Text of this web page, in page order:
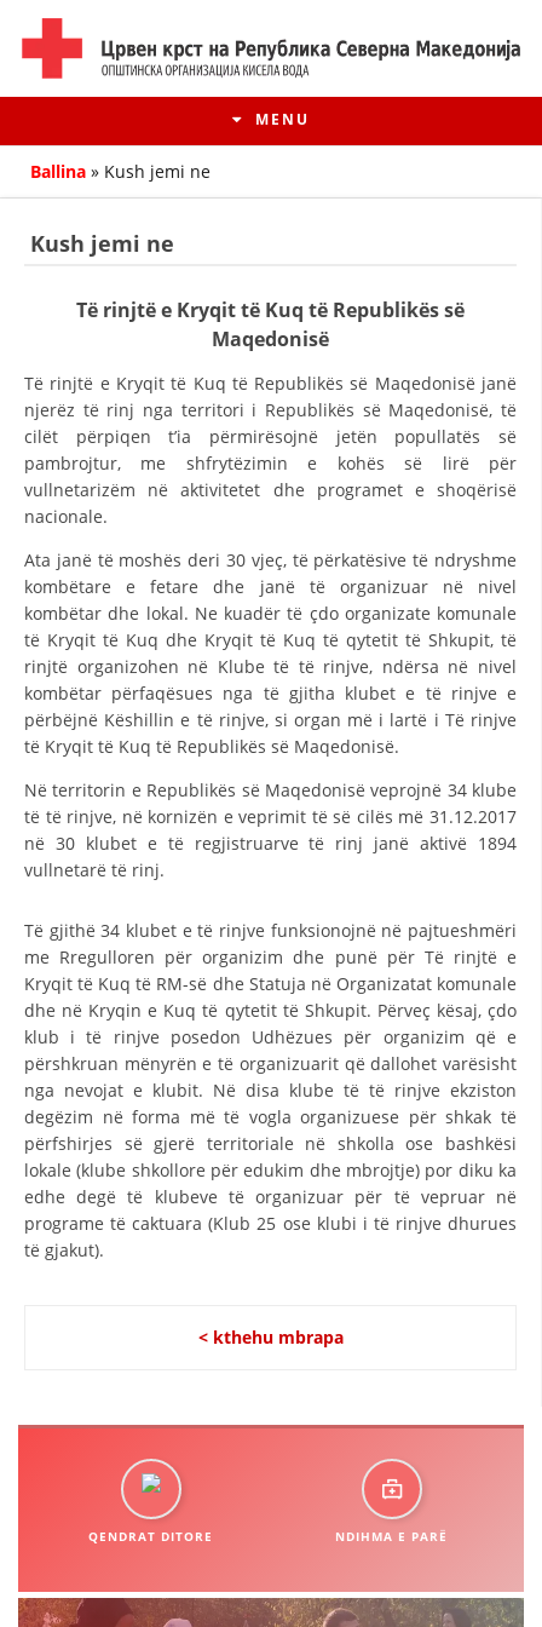
MENU
HISTORIA E LËVIZJES
HISTORIA E KRYQIT TË KUQ
KONTAKT INFORMACIONE
ANËTARËSIMI NË STRUKTURAT PROFESIONALE
LIGJI I KRYQIT TË KUQ
STATUTI I KRYQIT TË KUQ
ORGANIZIMI DHE ZHVILLIMI
BORDI DREJTUES
STRUKTURA DHE STRUKTURA ORGANIZATIVE
DISEMINIMI
DREJTA NDERKOMBETARE HUMANITARE
PROMOVIMI I VLERAVE HUMANE
SI TË JEPNI DONACIONE
STACIONIN E UJIT SHPËTIMIT – VODNO
MARRDHËNJE ME PUBLIKUN
Ballina » Kush jemi ne
Kush jemi ne
Të rinjtë e Kryqit të Kuq të Republikës së
Maqedonisë
Të rinjtë e Kryqit të Kuq të Republikës së Maqedonisë janë
njerëz të rinj nga territori i Republikës së Maqedonisë, të
cilët përpiqen t’ia përmirësojnë jetën popullatës së
pambrojtur, me shfrytëzimin e kohës së lirë për
vullnetarizëm në aktivitetet dhe programet e shoqërisë
nacionale.
Ata janë të moshës deri 30 vjeç, të përkatësive të ndryshme
kombëtare e fetare dhe janë të organizuar në nivel
kombëtar dhe lokal. Ne kuadër të çdo organizate komunale
të Kryqit të Kuq dhe Kryqit të Kuq të qytetit të Shkupit, të
rinjtë organizohen në Klube të të rinjve, ndërsa në nivel
kombëtar përfaqësues nga të gjitha klubet e të rinjve e
përbëjnë Këshillin e të rinjve, si organ më i lartë i Të rinjve
të Kryqit të Kuq të Republikës së Maqedonisë.
Në territorin e Republikës së Maqedonisë veprojnë 34 klube
të të rinjve, në kornizën e veprimit të së cilës më 31.12.2017
në 30 klubet e të regjistruarve të rinj janë aktivë 1894
vullnetarë të rinj.
Të gjithë 34 klubet e të rinjve funksionojnë në pajtueshmëri
me Rregulloren për organizim dhe punë për Të rinjtë e
Kryqit të Kuq të RM-së dhe Statuja në Organizatat komunale
dhe në Kryqin e Kuq të qytetit të Shkupit. Përveç kësaj, çdo
klub i të rinjve posedon Udhëzues për organizim që e
përshkruan mënyrën e të organizuarit që dallohet varësisht
nga nevojat e klubit. Në disa klube të të rinjve ekziston
degëzim në forma më të vogla organizuese për shkak të
përfshirjes së gjerë territoriale në shkolla ose bashkësi
lokale (klube shkollore për edukim dhe mbrojtje) por diku ka
edhe degë të klubeve të organizuar për të vepruar në
programe të caktuara (Klub 25 ose klubi i të rinjve dhurues
të gjakut).
< kthehu mbrapa
QENDRAT DITORE NDIHMA E PARË